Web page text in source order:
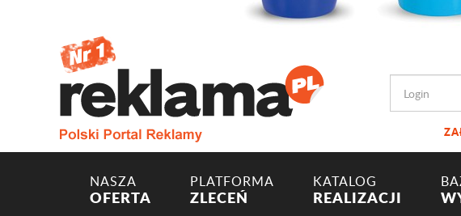
NASZA
OFERTA
PLATFORMA
ZLECEŃ
KATALOG
REALIZACJI